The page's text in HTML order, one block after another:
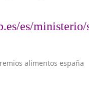
es/
alimentos españa